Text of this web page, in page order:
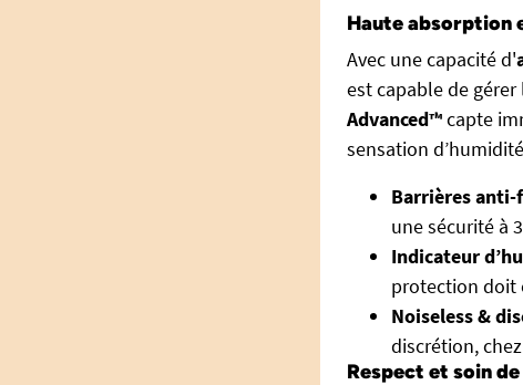
Haute absorption
Avec une capacité d'
est capable de
Advanced™capte
sensation
Barrières
une sécurité à
Indicateur
protection doit
Noiseless &
discrétion,
Respect et soin